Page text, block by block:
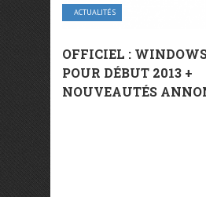
ACTUALITÉS
OFFICIEL :
POUR DÉBUT 2013 +
NOUVEAUTÉS